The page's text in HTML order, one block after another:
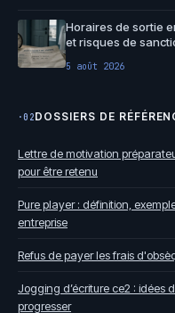
Horaires de sortie
et risques de
5 août 2026
·02DOSSIERS DE
Lettre de motivation
pour être retenu
Pure player : définition,
entreprise
Refus de payer les frais
Jogging d’écriture ce2 : idées
progresser